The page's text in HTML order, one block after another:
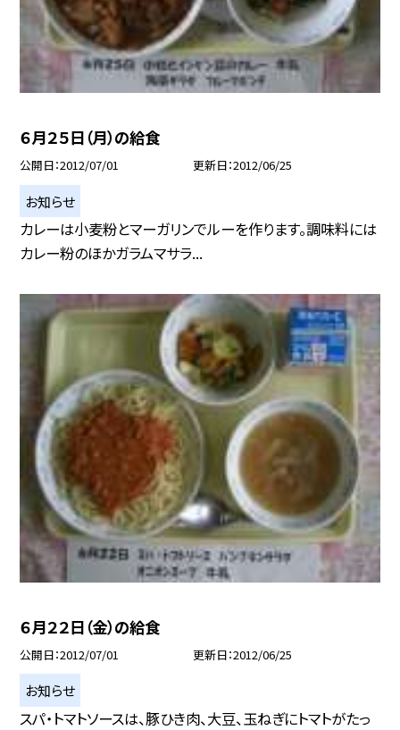
６月２５日（月）の給食
公開日 2012/07/01 更新日 2012/06/25
お知らせ
カレーは小麦粉とマーガリンでルーを作ります。調味料には
カレー粉のほかガラムマサラ...
６月２２日（金）の給食
公開日 2012/07/01 更新日 2012/06/25
お知らせ
スパ・トマトソースは、豚ひき肉、大豆、玉ねぎにトマトがたっ